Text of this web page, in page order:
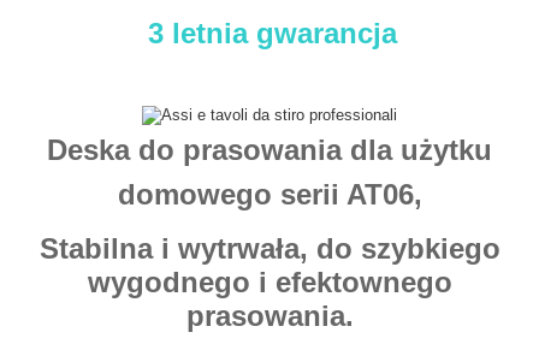
3 letnia gwarancja
Deska do prasowania dla użytku
domowego serii AT06,
Stabilna i wytrwała, do szybkiego
wygodnego i efektownego
prasowania.